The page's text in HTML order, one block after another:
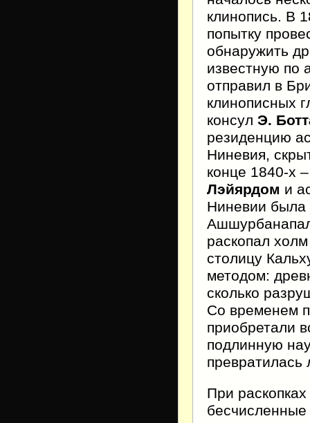
клинопись. В
попытку
обнаружить
известную по
отправил в
клинописных
консул Э.
резиденцию
Ниневия,
конце 1840-х
Лэйярдом и
Ниневии была
раскопал
столицу
методом:
сколько
Со временем
приобретали
подлинную
превратилась
При
бесчисленные